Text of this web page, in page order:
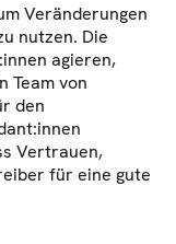
Veränderungen
nutzen. Die
agieren,
Team von
den
Vertrauen,
für eine gute